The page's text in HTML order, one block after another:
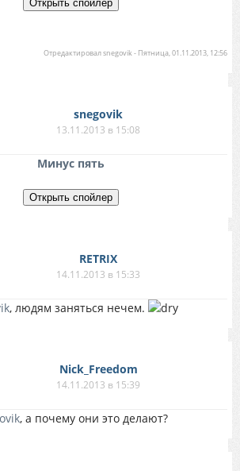
Отредактировалsnegovik- Пятница, 01.11.2013, 12:56
snegovik
13.11.2013 в 15:08
Минус пять
RETRIX
14.11.2013 в 15:33
, людям заняться нечем.
Nick_Freedom
14.11.2013 в 15:39
, а почему они это делают?